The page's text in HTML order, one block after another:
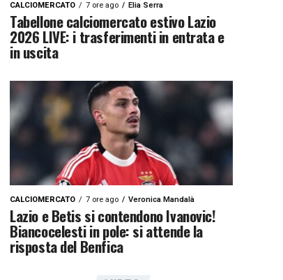
CALCIOMERCATO 7 ore ago Elia Serra
Tabellone calciomercato estivo Lazio
2026 LIVE: i trasferimenti in entrata e
in uscita
CALCIOMERCATO 7 ore ago Veronica Mandalà
Lazio e Betis si contendono Ivanovic!
Biancocelesti in pole: si attende la
risposta del Benfica